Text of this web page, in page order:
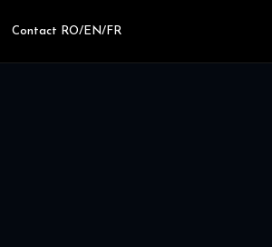
Contact RO/EN/FR